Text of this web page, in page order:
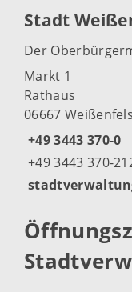
Stadt
Der
Markt 1
Rathaus
06667 Weißenfels
+49 3443 370-0
+49 3443 370-